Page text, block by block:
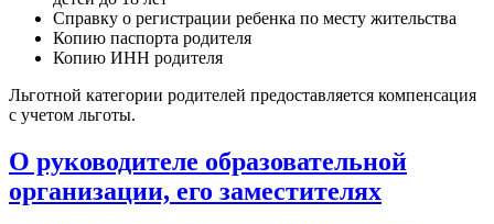
Справку о регистрации ребенка по месту жительства
Копию паспорта родителя
Копию ИНН родителя
Льготной категории родителей предоставляется компенсация
с учетом льготы.
О руководителе образовательной
организации, его заместителях